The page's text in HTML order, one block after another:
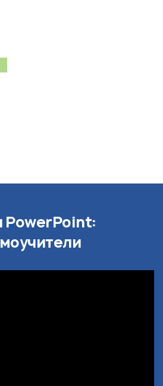
PowerPoint: